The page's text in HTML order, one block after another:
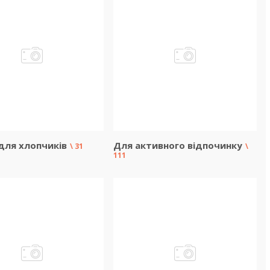
хлопчиків 31 Для активного відпочинку
111